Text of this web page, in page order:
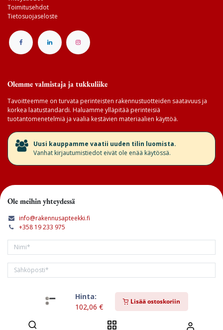
Hinta:
102,06 €
Lisää ostoskoriin
Toimitusehdot
Tietosuojaseloste
Olemme valmistaja ja tukkuliike
Tavoitteemme on turvata perinteisten rakennustuotteiden saatavuus ja
korkea laatustandardi. Haluamme ylläpitää perinteisiä
tuotantomenetelmiä ja vaalia kestävien materiaalien käyttöä.
​Uusi kauppamme vaatii uuden tilin luomista.
Vanhat kirjautumistiedot eivät ole enää käytössä.
Ole meihin yhteydessä
info@rakennusapteekki.fi
+358 19 233 975
Tilaa kirjeemme